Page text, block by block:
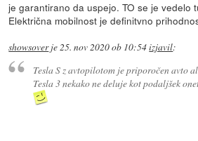
je garantirano da uspejo. TO se je vedelo
Električna mobilnost je definitvno
showsoverje25. nov 2020 ob 10:54izjavil:
Tesla S z avtopilotom je priporočen avto
Tesla 3 nekako ne deluje kot podaljšek